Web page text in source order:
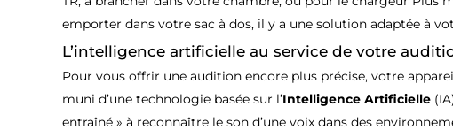
emporter dans votre sac à dos, il y a une solution adaptée à
L’intelligence artificielle au service de votre
Pour vous offrir une audition encore plus précise, votre
muni d’une technologie basée sur l’Intelligence Artificielle
entraîné » à reconnaître le son d’une voix dans des